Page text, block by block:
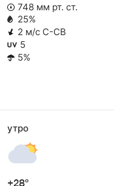
748 мм рт. ст.
25%
2 м/с С-СВ
5
5%
утро
+28°